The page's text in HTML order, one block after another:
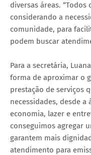
diversas áreas.
considerando a
comunidade, para
podem buscar
Para a secretária,
forma de aproximar o
prestação de serviços
necessidades, desde a
economia, lazer e
conseguimos agregar
garantem mais
atendimento para